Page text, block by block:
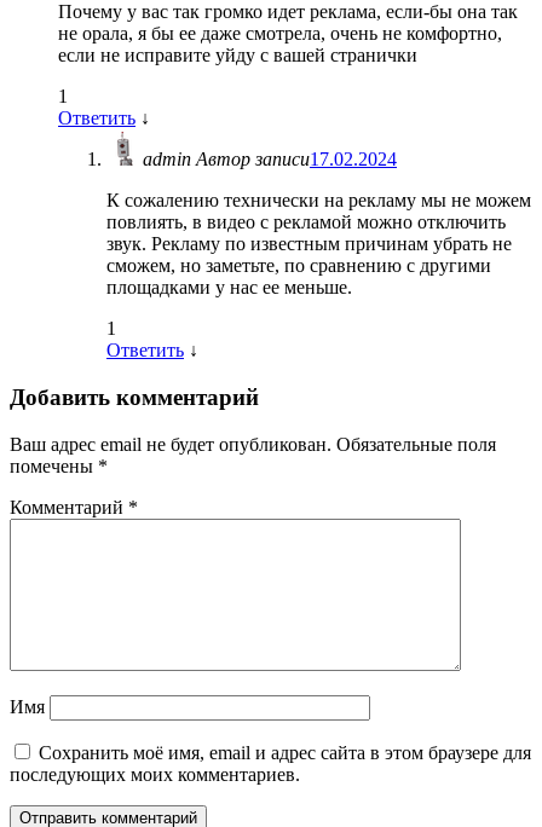
Почему у вас так громко идет реклама, если-бы она так
не орала, я бы ее даже смотрела, очень не комфортно,
если не исправите уйду с вашей странички
1
Ответить ↓
adminАвтор записи17.02.2024
К сожалению технически на рекламу мы не можем
повлиять, в видео с рекламой можно отключить
звук. Рекламу по известным причинам убрать не
сможем, но заметьте, по сравнению с другими
площадками у нас ее меньше.
1
Ответить ↓
Добавить комментарий
Ваш адрес email не будет опубликован. Обязательные поля
помечены *
Комментарий *
Имя
Сохранить моё имя, email и адрес сайта в этом браузере для
последующих моих комментариев.